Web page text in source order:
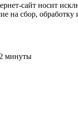
сайт носит
на сбор,
минуты